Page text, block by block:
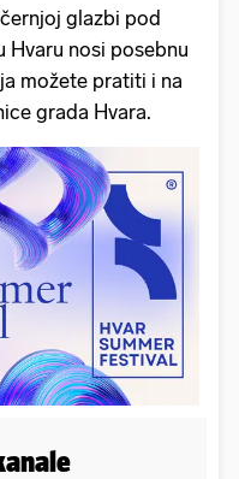
glazbi pod
Hvaru nosi posebnu
možete pratiti i na
grada Hvara.